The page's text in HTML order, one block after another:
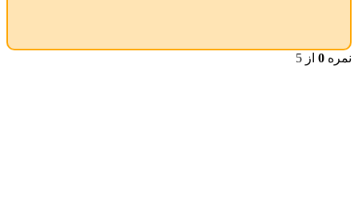
نمره 0 از 5